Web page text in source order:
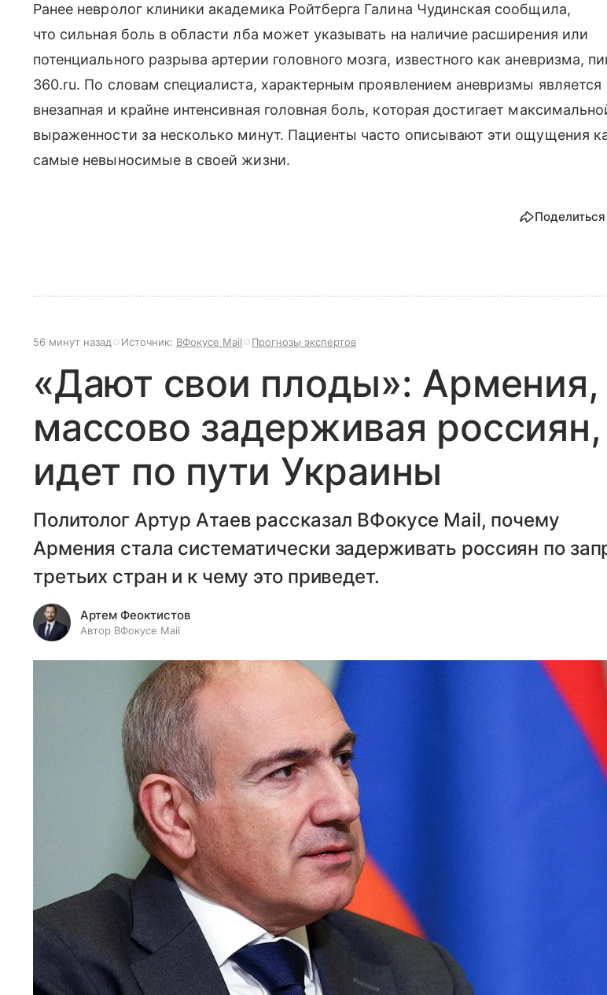
Ранее невролог клиники академика Ройтберга Галина Чудинская сообщила,
что сильная боль в области лба может указывать на наличие расширения или
потенциального разрыва артерии головного мозга, известного как аневризма,
360.ru. По словам специалиста, характерным проявлением аневризмы является
внезапная и крайне интенсивная головная боль, которая достигает
выраженности за несколько минут. Пациенты часто описывают эти ощущения
самые невыносимые в своей жизни.
Поделиться
56 минут назад Источник: ВФокусе Mail Прогнозы экспертов
«Дают свои плоды»: Армения,
массово задерживая россиян,
идет по пути Украины
Политолог Артур Атаев рассказал ВФокусе Mail, почему
Армения стала систематически задерживать россиян по
третьих стран и к чему это приведет.
Артем Феоктистов
Автор ВФокусе Mail